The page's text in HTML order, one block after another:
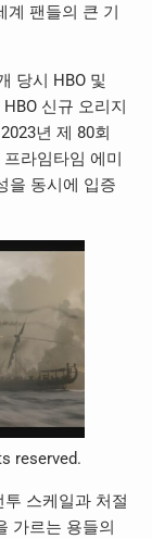
계 팬들의 큰 기
당시 HBO 및
신규 오리지
년 제 80회
라임타임 에미
을 동시에 입증
reserved.
스케일과 처절
가르는 용들의